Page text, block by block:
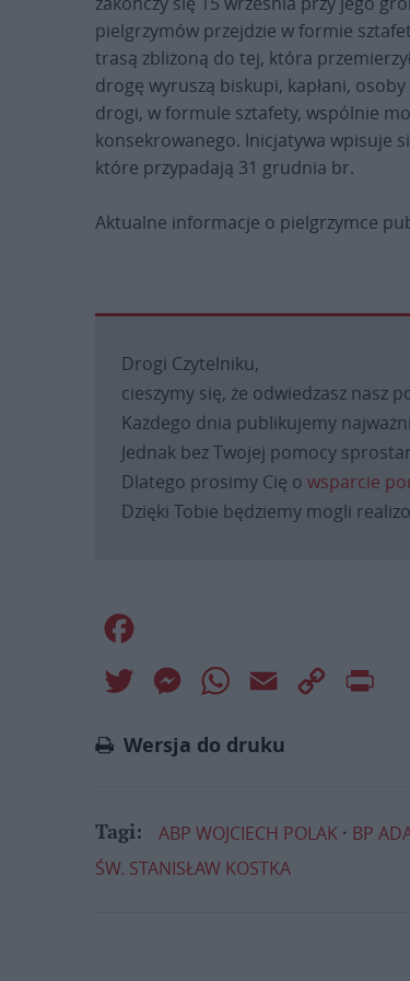
pielgrzymów przejdzie w formie
trasą zbliżoną do tej, która
drogę wyruszą biskupi, kapłani,
drogi, w formule sztafety, wspólnie
konsekrowanego. Inicjatywa wpisuje
które przypadają 31 grudnia br.
Aktualne informacje o pielgrzymce
Drogi Czytelniku,
cieszymy się, że odwiedzasz nasz
Każdego dnia publikujemy
Jednak bez Twojej pomocy
Dlatego prosimy Cię o wsparcie
Dzięki Tobie będziemy mogli
Twitter MessengerWhatsApp
Email
Copy
Wersja do druku
Tagi: ABP WOJCIECH POLAK BP
ŚW. STANISŁAW KOSTKA